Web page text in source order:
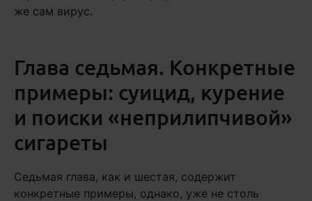
же сам вирус.
Глава седьмая. Конкретные
примеры: суицид, курение
и поиски «неприлипчивой»
сигареты
Седьмая глава, как и шестая, содержит
конкретные примеры, однако, уже не столь